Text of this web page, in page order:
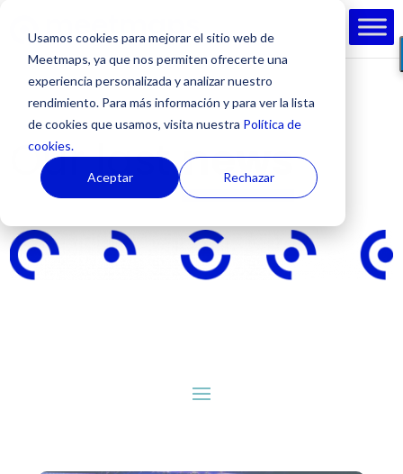
Usamos cookies para mejorar el sitio web de
Meetmaps, ya que nos permiten ofrecerte una
experiencia personalizada y analizar nuestro
rendimiento. Para más información y para ver la lista
de cookies que usamos, visita nuestra Política de
cookies.
Aceptar Rechazar
Our lastnews